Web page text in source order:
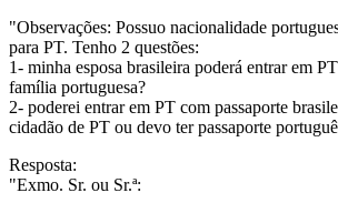
"Observações: Possuo nacionalidade
para PT. Tenho 2 questões:
1- minha esposa brasileira poderá entrar em
família portuguesa?
2- poderei entrar em PT com passaporte
cidadão de PT ou devo ter passaporte
Resposta:
"Exmo. Sr. ou Sr.ª: